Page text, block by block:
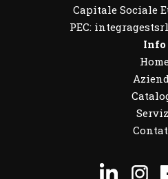
Capitale Sociale
PEC:
Info